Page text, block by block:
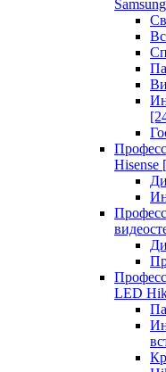
Samsung
Hisense
LED